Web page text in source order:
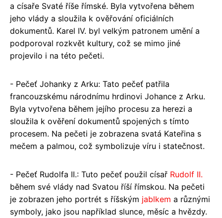
a císaře Svaté říše římské. Byla vytvořena během
jeho vlády a sloužila k ověřování oficiálních
dokumentů. Karel IV. byl velkým patronem umění a
podporoval rozkvět kultury, což se mimo jiné
projevilo i na této pečeti.
- Pečeť Johanky z Arku: Tato pečeť patřila
francouzskému národnímu hrdinovi Johance z Arku.
Byla vytvořena během jejího procesu za herezi a
sloužila k ověření dokumentů spojených s tímto
procesem. Na pečeti je zobrazena svatá Kateřina s
mečem a palmou, což symbolizuje víru i statečnost.
- Pečeť Rudolfa II.: Tuto pečeť použil císař Rudolf II.
během své vlády nad Svatou říší římskou. Na pečeti
je zobrazen jeho portrét s říšským jablkem a různými
symboly, jako jsou například slunce, měsíc a hvězdy.